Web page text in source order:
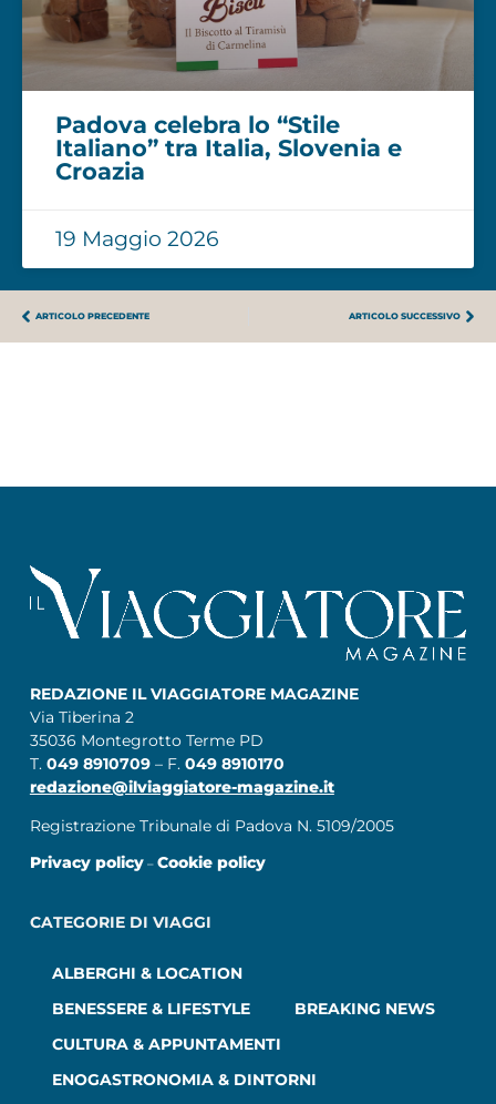
Padova celebra lo “Stile
Italiano” tra Italia, Slovenia e
Croazia
19 Maggio 2026
ARTICOLO PRECEDENTE ARTICOLO SUCCESSIVO
REDAZIONE IL VIAGGIATORE MAGAZINE
Via Tiberina 2
35036 Montegrotto Terme PD
T. 049 8910709 – F. 049 8910170
redazione@ilviaggiatore-magazine.it
Registrazione Tribunale di Padova N. 5109/2005
Privacy policy– Cookie policy
CATEGORIE DI VIAGGI
ALBERGHI & LOCATION
BENESSERE & LIFESTYLE
BREAKING NEWS
CULTURA & APPUNTAMENTI
ENOGASTRONOMIA & DINTORNI